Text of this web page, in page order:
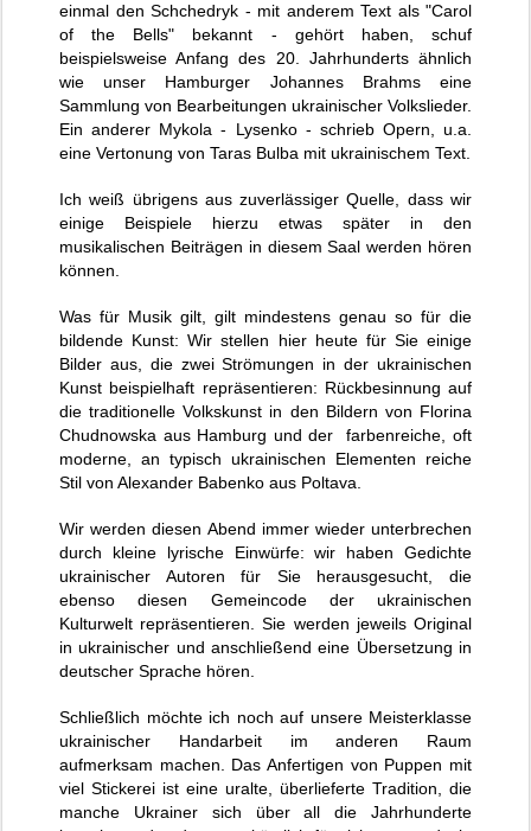
einmal den Schchedryk - mit anderem Text als "Carol
of the Bells" bekannt - gehört haben, schuf
beispielsweise Anfang des 20. Jahrhunderts ähnlich
wie unser Hamburger Johannes Brahms eine
Sammlung von Bearbeitungen ukrainischer Volkslieder.
Ein anderer Mykola - Lysenko - schrieb Opern, u.a.
eine Vertonung von Taras Bulba mit ukrainischem Text.
Ich weiß übrigens aus zuverlässiger Quelle, dass wir
einige Beispiele hierzu etwas später in den
musikalischen Beiträgen in diesem Saal werden hören
können.
Was für Musik gilt, gilt mindestens genau so für die
bildende Kunst: Wir stellen hier heute für Sie einige
Bilder aus, die zwei Strömungen in der ukrainischen
Kunst beispielhaft repräsentieren: Rückbesinnung auf
die traditionelle Volkskunst in den Bildern von Florina
Chudnowska aus Hamburg und der farbenreiche, oft
moderne, an typisch ukrainischen Elementen reiche
Stil von Alexander Babenko aus Poltava.
Wir werden diesen Abend immer wieder unterbrechen
durch kleine lyrische Einwürfe: wir haben Gedichte
ukrainischer Autoren für Sie herausgesucht, die
ebenso diesen Gemeincode der ukrainischen
Kulturwelt repräsentieren. Sie werden jeweils Original
in ukrainischer und anschließend eine Übersetzung in
deutscher Sprache hören.
Schließlich möchte ich noch auf unsere Meisterklasse
ukrainischer Handarbeit im anderen Raum
aufmerksam machen. Das Anfertigen von Puppen mit
viel Stickerei ist eine uralte, überlieferte Tradition, die
manche Ukrainer sich über all die Jahrhunderte